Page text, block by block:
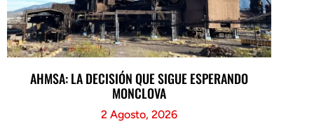
AHMSA: LA DECISIÓN QUE SIGUE ESPERANDO
MONCLOVA
2 Agosto, 2026